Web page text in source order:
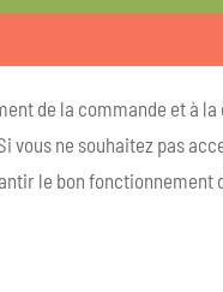
de la commande et à
vous ne souhaitez pas
le bon fonctionnement